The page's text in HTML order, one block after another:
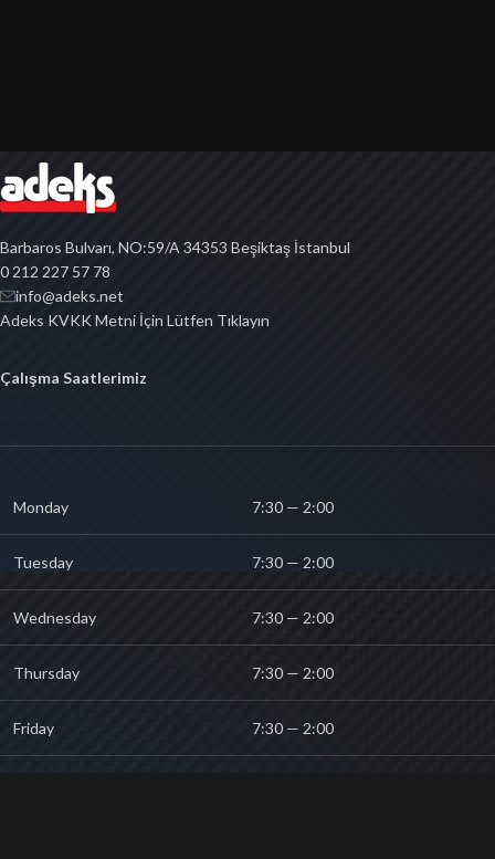
Barbaros Bulvarı, NO:59/A 34353 Beşiktaş İstanbul
0 212 227 57 78
info@adeks.net
Adeks KVKK Metni İçin Lütfen Tıklayın
Çalışma Saatlerimiz
Monday 7:30 — 2:00
Tuesday 7:30 — 2:00
Wednesday 7:30 — 2:00
Thursday 7:30 — 2:00
Friday 7:30 — 2:00